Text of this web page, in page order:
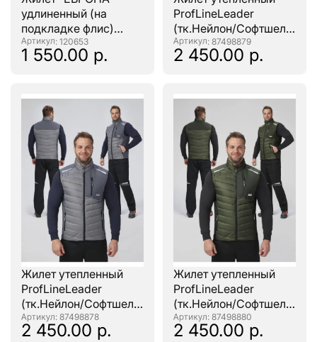
удлиненный (на
подкладке флис)
т.серый (оттенок
"Баклажан)
: 120653
1 550.00 р.
ProfLineLeader
(тк.Нейлон/Софтшел),
синий : 87498879
2 450.00 р.
Жилет утепленный
ProfLineLeader
(тк.Нейлон/Софтшел),
серый: 87498878
2 450.00 р.
Жилет утепленный
ProfLineLeader
(тк.Нейлон/Софтшел),
хаки
: 87498880
2 450.00 р.